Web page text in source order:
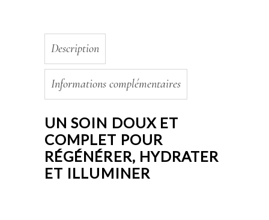
quantity
Description
Informations complémentaires
UN SOIN DOUX ET
COMPLET POUR
RÉGÉNÉRER, HYDRATER
ET ILLUMINER